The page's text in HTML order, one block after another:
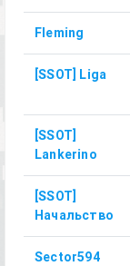
Fleming
[SSOT] Liga
[SSOT]
Lankerino
[SSOT]
Начальство
Sector594